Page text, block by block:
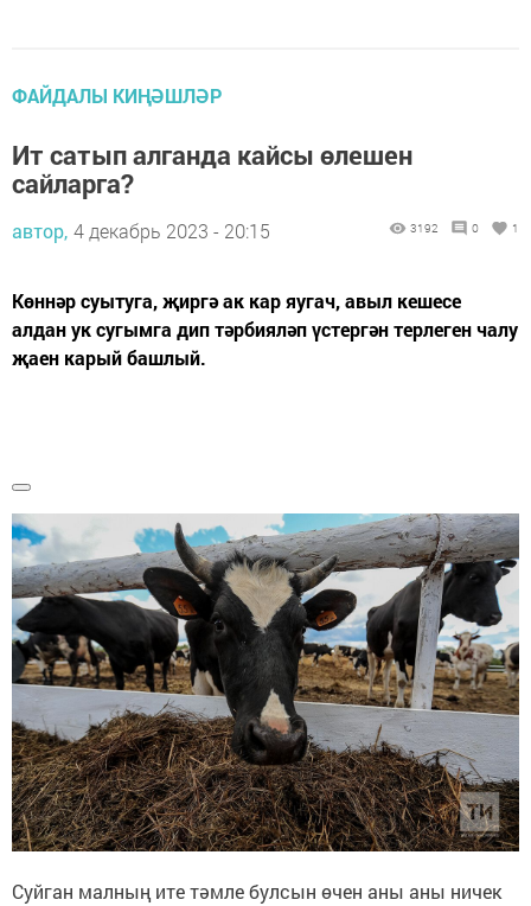
ФАЙДАЛЫ КИҢӘШЛӘР
Ит сатып алганда кайсы өлешен
сайларга?
автор, 4 декабрь 2023 - 20:15 3192 0 1
Көннәр суытуга, җиргә ак кар яугач, авыл кешесе
алдан ук сугымга дип тәрбияләп үстергән терлеген чалу
җаен карый башлый.
Суйган малның ите тәмле булсын өчен аны аны ничек